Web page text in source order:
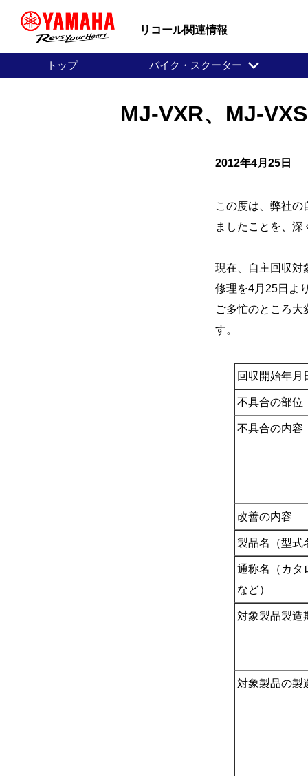
リコール関連情報
トップ バイク・スクーター
MJ-VXR、MJ-
2012年4月25日
この度は、弊社
ましたことを、
現在、自主回収対
修理を4月25日よ
ご多忙のところ
す。
回収開始年月
不具合の部位
不具合の内容
改善の内容
製品名（型式
通称名（カタ
など）
対象製品製造
対象製品の製